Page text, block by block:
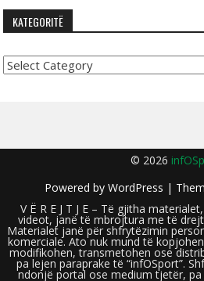
KATEGORITË
Kategoritë
© 2026
Powered by WordPress |
V Ë R E J T J E – Të gjitha
videot, janë të mbrojtura me të
Materialet janë për shfrytëzimin
komerciale. Ato nuk mund të
modifikohen, transmetohen ose
pa lejen paraprake të “infOSport”.
ndonjë portal ose medium tjetër, pa